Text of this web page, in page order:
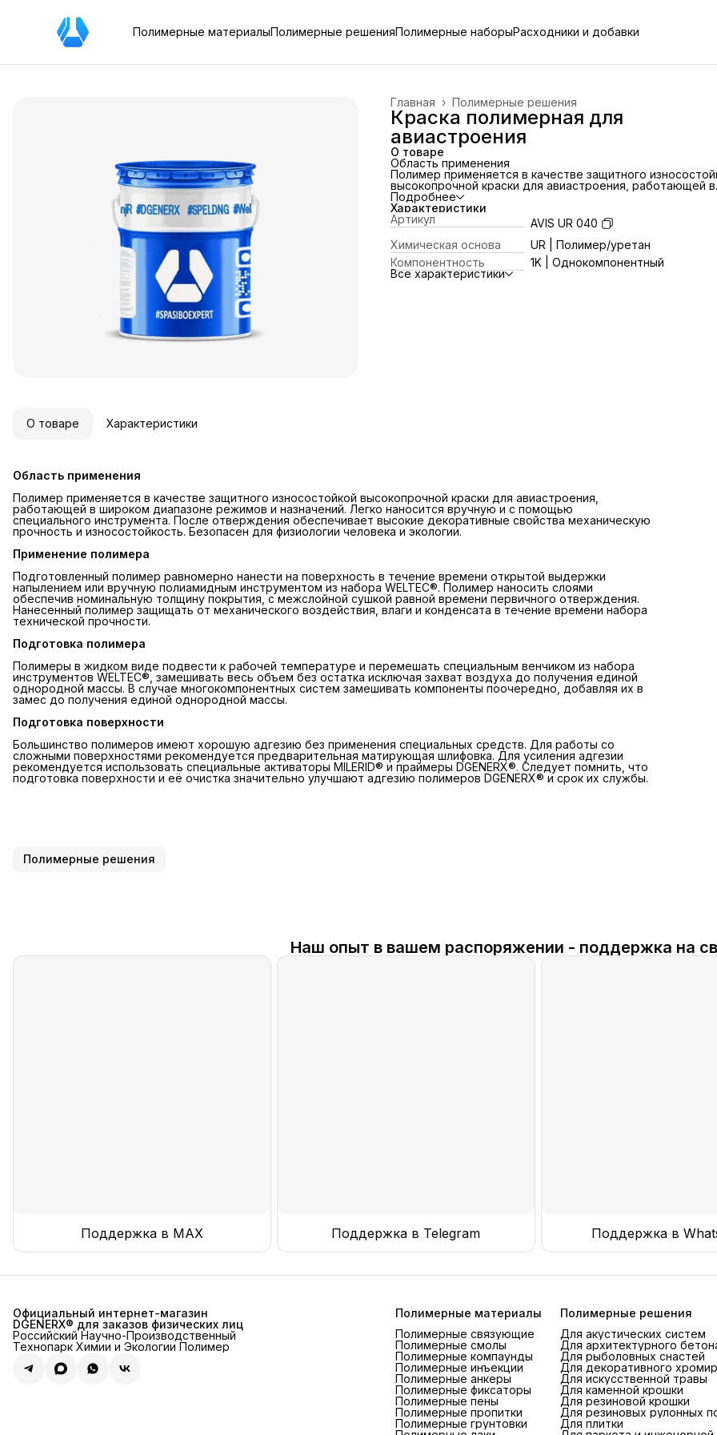
Полимерные материалыПолимерные решенияПолимерные наборыРасходники и добавки
Полимерные решения
Главная ›
Краска полимерная для
авиастроения
О товаре
Область применения
Полимер применяется в качестве защитного
высокопрочной краски для авиастроения, работающей в
широком диапазоне режимов и назначений. Легко
вручную и с помощью специального инструмента. После
отверждения обеспечивает высокие декоративные
свойства механическую прочность и износостойкость.
Безопасен для физиологии человека и экологии.
Применение полимера
Подготовленный полимер равномерно нанести на
поверхность в течение времени открытой выдержки
матирующая шлифовка. Для усиления адгезии
рекомендуется использовать специальные активаторы
MILERID® и праймеры DGENERX®. Следует помнить, что
подготовка поверхности и её очистка значительно
Подробнее
Характеристики
Артикул
AVIS UR 040
Химическая основа
UR | Полимер/уретан
Компонентность
1K | Однокомпонентный
Все характеристики
О товаре Характеристики
Область применения
Полимер применяется в качестве защитного износостойкой высокопрочной краски для авиастроения,
работающей в широком диапазоне режимов и назначений. Легко наносится вручную и с помощью
специального инструмента. После отверждения обеспечивает высокие декоративные свойства механическую
прочность и износостойкость. Безопасен для физиологии человека и экологии.
Применение полимера
Подготовленный полимер равномерно нанести на поверхность в течение времени открытой выдержки
напылением или вручную полиамидным инструментом из набора WELTEC®. Полимер наносить слоями
обеспечив номинальную толщину покрытия, с межслойной сушкой равной времени первичного отверждения.
Нанесенный полимер защищать от механического воздействия, влаги и конденсата в течение времени набора
технической прочности.
Подготовка полимера
Полимеры в жидком виде подвести к рабочей температуре и перемешать специальным венчиком из набора
инструментов WELTEC®, замешивать весь объем без остатка исключая захват воздуха до получения единой
однородной массы. В случае многокомпонентных систем замешивать компоненты поочередно, добавляя их в
замес до получения единой однородной массы.
Подготовка поверхности
Большинство полимеров имеют хорошую адгезию без применения специальных средств. Для работы со
сложными поверхностями рекомендуется предварительная матирующая шлифовка. Для усиления адгезии
рекомендуется использовать специальные активаторы MILERID® и праймеры DGENERX®. Следует помнить, что
подготовка поверхности и её очистка значительно улучшают адгезию полимеров DGENERX® и срок их службы.
Полимерные решения
Наш опыт в вашем распоряжении - поддержка на
Поддержка в MAX Поддержка в Telegram Поддержка в
Официальный интернет-магазин
DGENERX® для заказов физических лиц
Российский Научно-Производственный
Технопарк Химии и Экологии Полимер
Полимерные материалы
Полимерные связующие
Полимерные смолы
Полимерные компаунды
Полимерные инъекции
Полимерные анкеры
Полимерные фиксаторы
Полимерные пены
Полимерные пропитки
Полимерные грунтовки
Полимерные решения
Для акустических систем
Для архитектурного
Для рыболовных снастей
Для декоративного
Для искусственной травы
Для каменной крошки
Для резиновой крошки
Для резиновых рулонных
Для плитки